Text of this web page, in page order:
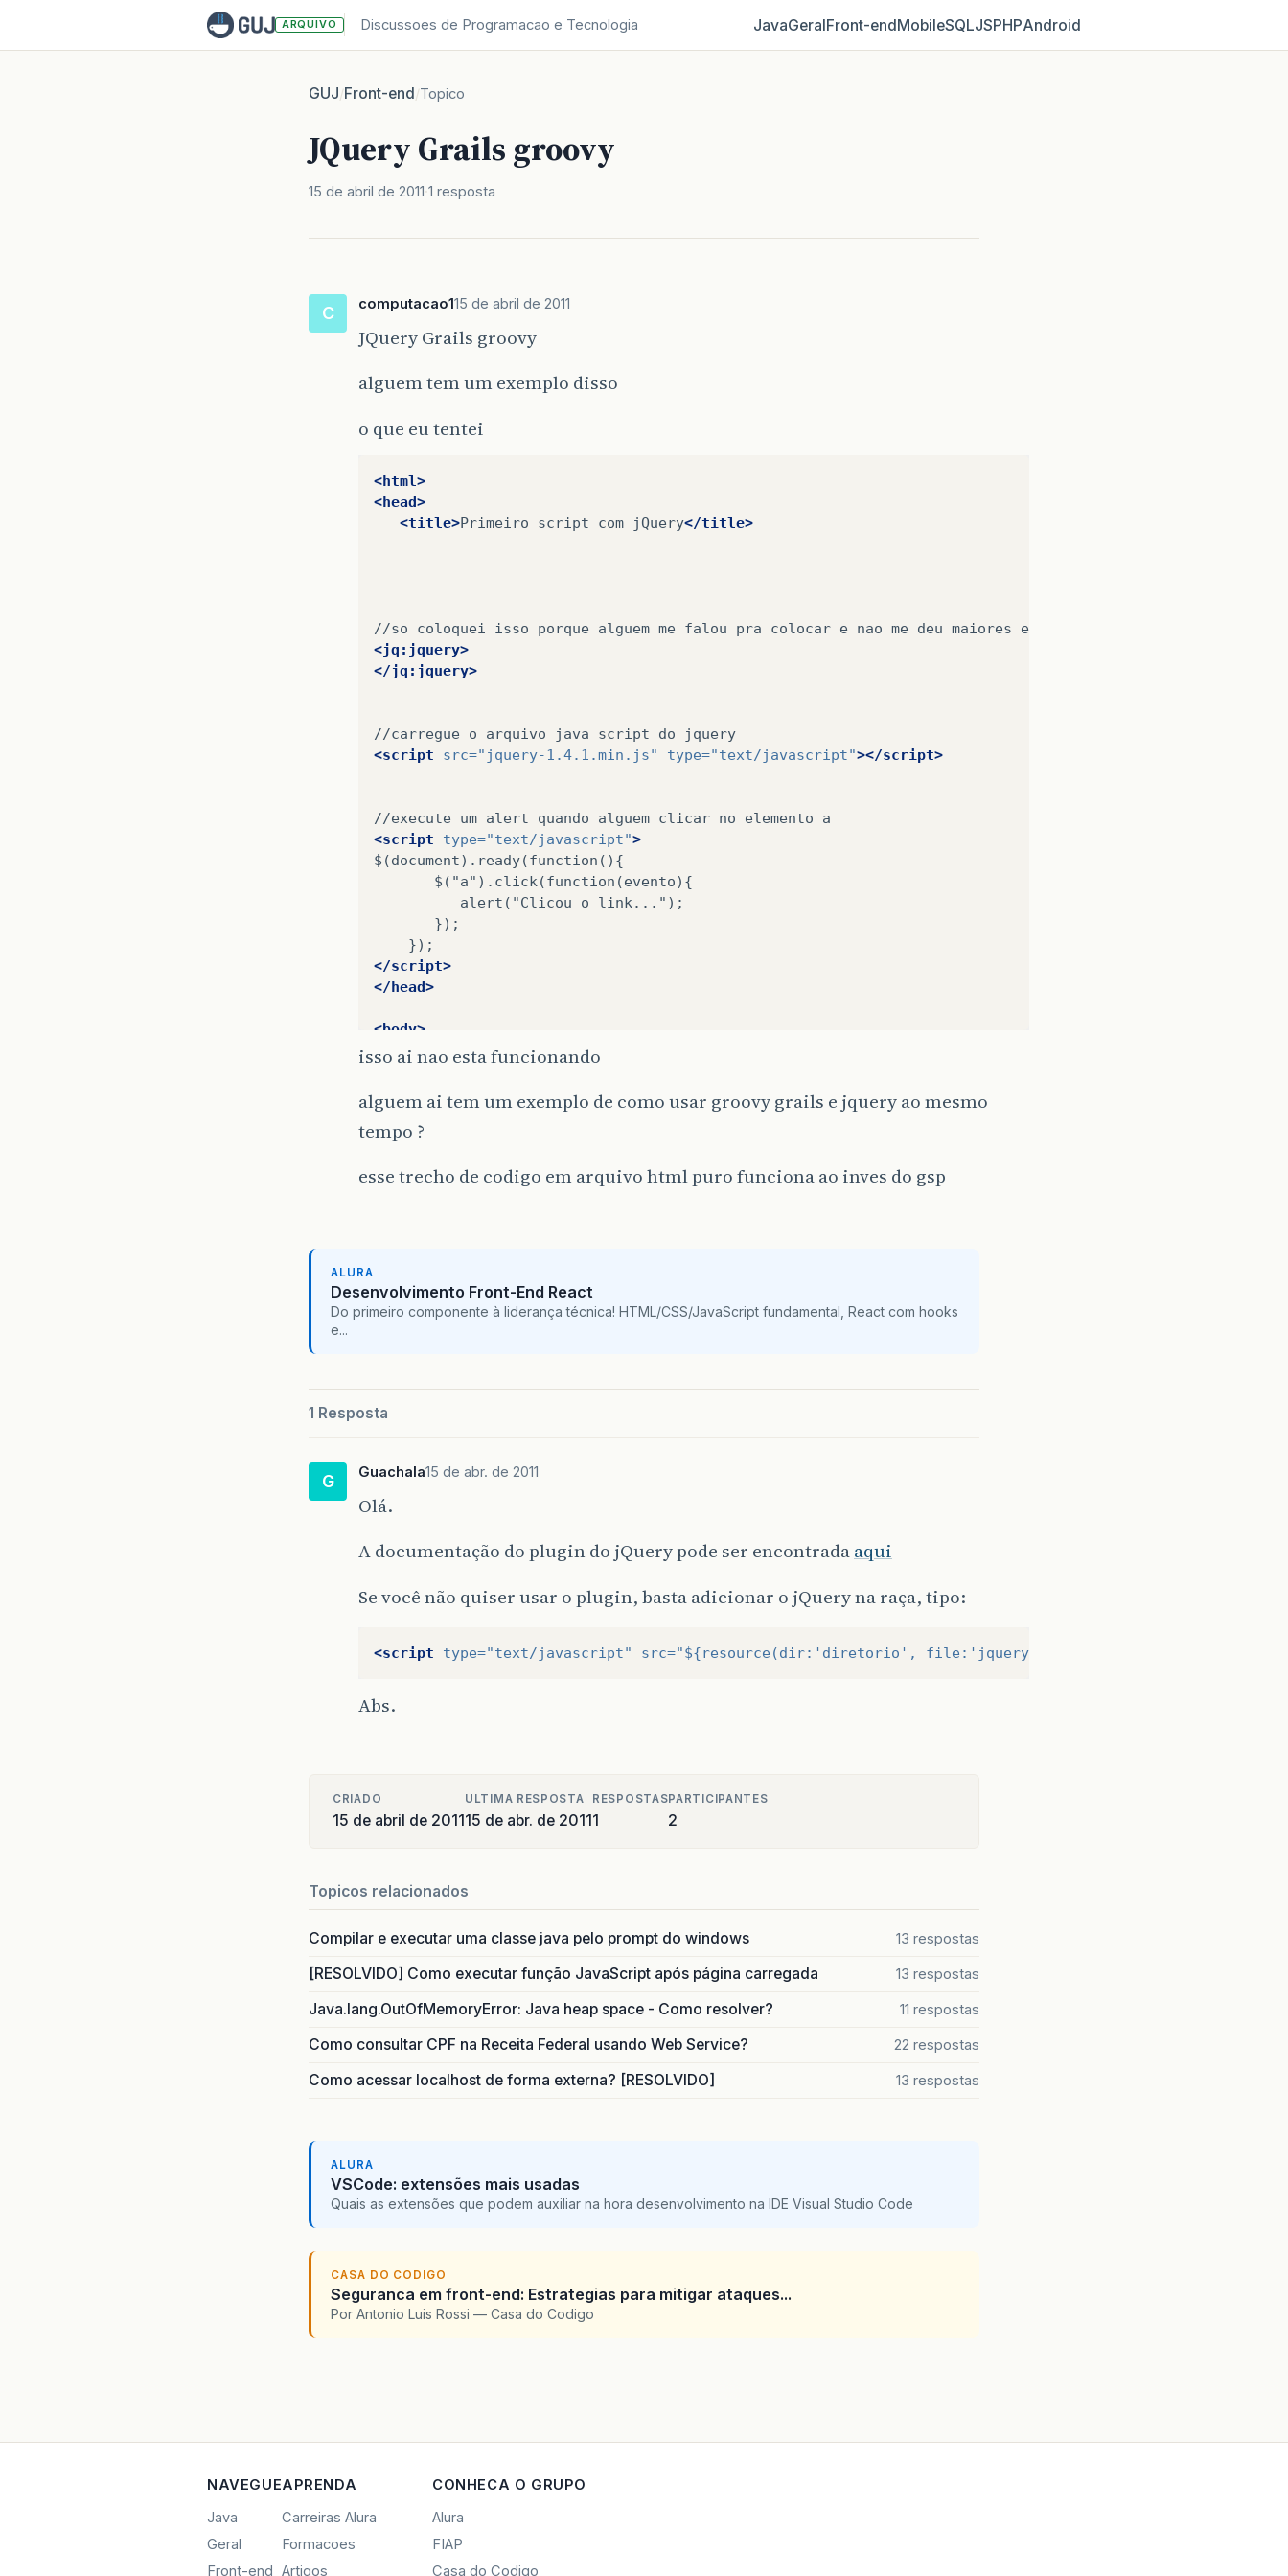
ARQUIVO Discussoes de Programacao e Tecnologia JavaGeralFront‑endMobileSQLJSPHPAndroid
GUJ/Front-end/Topico
JQuery Grails groovy
15 de abril de 2011 1 resposta
C computacao115 de abril de 2011
JQuery Grails groovy
alguem tem um exemplo disso
o que eu tentei
<html>
<head>
<title>Primeiro script com jQuery</title>
//so coloquei isso porque alguem me falou pra colocar e nao me deu maiores
<jq:jquery>
</jq:jquery>
//carregue o arquivo java script do
<script
src="jquery-1.4.1.min.js" type="text/javascript"></script>
//execute um alert quando alguem clicar no elemento
<script
type="text/javascript">
alert("Clicou
o
</script>
</head>
<body>
</body>
</html>
isso ai nao esta funcionando
alguem ai tem um exemplo de como usar groovy grails e jquery ao mesmo
tempo ?
esse trecho de codigo em arquivo html puro funciona ao inves do gsp
ALURA
Desenvolvimento Front-End React
Do primeiro componente à liderança técnica! HTML/CSS/JavaScript fundamental, React com hooks
e...
1 Resposta
G Guachala15 de abr. de 2011
Olá.
A documentação do plugin do jQuery pode ser encontradaaqui
Se você não quiser usar o plugin, basta adicionar o jQuery na raça, tipo:
<script type="text/javascript" src="${resource(dir:'diretorio', file:'jquery.js')}"
Abs.
CRIADO
15 de abril de 2011
ULTIMA RESPOSTA
15 de abr. de 2011
RESPOSTAS
1
PARTICIPANTES
2
Topicos relacionados
Compilar e executar uma classe java pelo prompt do windows 13 respostas
[RESOLVIDO] Como executar função JavaScript após página carregada 13 respostas
Java.lang.OutOfMemoryError: Java heap space - Como resolver? 11 respostas
Como consultar CPF na Receita Federal usando Web Service? 22 respostas
Como acessar localhost de forma externa? [RESOLVIDO] 13 respostas
ALURA
VSCode: extensões mais usadas
Quais as extensões que podem auxiliar na hora desenvolvimento na IDE Visual Studio Code
CASA DO CODIGO
Seguranca em front-end: Estrategias para mitigar ataques...
Por Antonio Luis Rossi — Casa do Codigo
NAVEGUE
Java
Geral
Front-end
APRENDA
Carreiras Alura
Formacoes
Artigos
CONHECA O GRUPO
Alura
FIAP
Casa do Codigo